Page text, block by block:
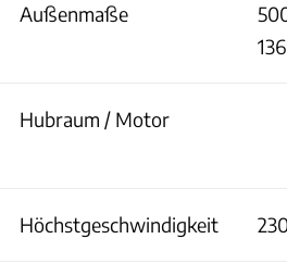
Außenmaße
Hubraum / Motor
Höchstgeschwindigkeit